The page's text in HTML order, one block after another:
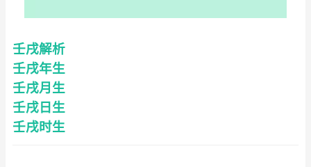
壬戌解析
壬戌年生
壬戌月生
壬戌日生
壬戌时生